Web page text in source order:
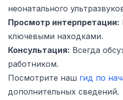
неонатального
Просмотр интерпретации:
ключевыми находками.
Консультация: Всегда
работником.
Посмотрите наш гид по
дополнительных сведений.